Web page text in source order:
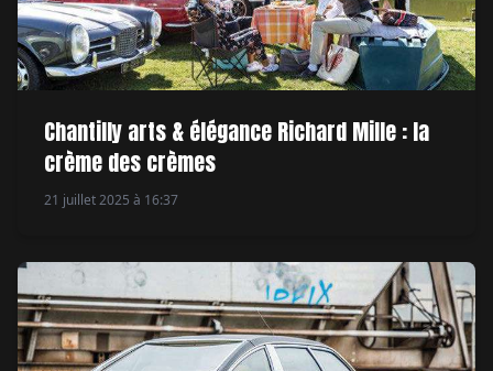
Chantilly arts & élégance Richard Mille : la
crème des crèmes
21 juillet 2025 à 16:37